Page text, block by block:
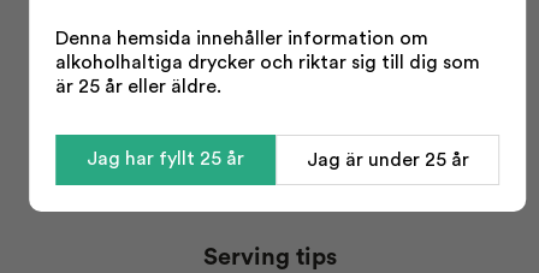
Aciditet: Medium
Kropp:
Område: Pfalz
Årgång: 2022
Storlek: 750 ml
Serving tips
Denna hemsida innehåller information om
alkoholhaltiga drycker och riktar sig till dig som
är 25 år eller äldre.
Jag har fyllt 25 år Jag är under 25 år